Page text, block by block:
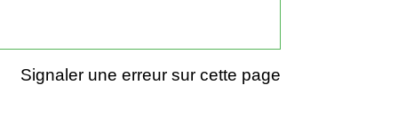
Signaler une erreur sur cette page